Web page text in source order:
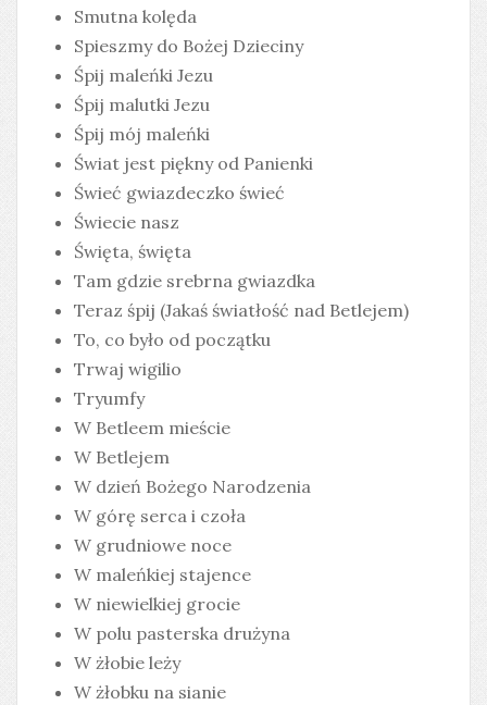
Smutna kolęda
Spieszmy do Bożej Dzieciny
Śpij maleńki Jezu
Śpij malutki Jezu
Śpij mój maleńki
Świat jest piękny od Panienki
Świeć gwiazdeczko świeć
Świecie nasz
Święta, święta
Tam gdzie srebrna gwiazdka
Teraz śpij (Jakaś światłość nad Betlejem)
To, co było od początku
Trwaj wigilio
Tryumfy
W Betleem mieście
W Betlejem
W dzień Bożego Narodzenia
W górę serca i czoła
W grudniowe noce
W maleńkiej stajence
W niewielkiej grocie
W polu pasterska drużyna
W żłobie leży
W żłobku na sianie